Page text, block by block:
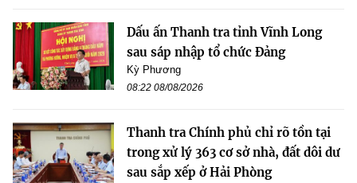
Dấu ấn Thanh tra tỉnh Vĩnh Long
sau sáp nhập tổ chức Đảng
Kỳ Phương
08:22 08/08/2026
Thanh tra Chính phủ chỉ rõ tồn tại
trong xử lý 363 cơ sở nhà, đất dôi dư
sau sắp xếp ở Hải Phòng